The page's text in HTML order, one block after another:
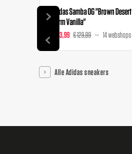
Adidas Samba OG "Brown Desert
Warm Vanilla"
€ 103,99 € 129,99 14 webshops
Alle Adidas sneakers